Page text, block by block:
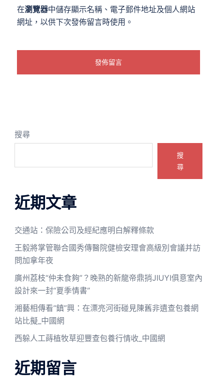
在瀏覽器中儲存顯示名稱、電子郵件地址及個人網站
網址，以供下次發佈留言時使用。
搜尋
搜
尋
近期文章
交通站：保險公司及經紀應明白解釋條款
王毅將掌管聯合國秀傳醫院健檢安理會高級別會議并訪
問加拿年夜
廣州荔枝“仲未食夠”？晚熟的新龍帝鼎捎JIUYI俱意室內
設計來一封“夏季情書”
湘藝相傳看“鎮”興：在漂亮河街碰見陳舊非遺查包養網
站比擬_中國網
西躲人工蒔植牧草迎豐查包養行情收_中國網
近期留言